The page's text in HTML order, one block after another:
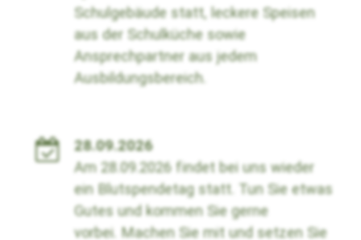
Schulgebäude statt, leckere Speisen
aus der Schulküche sowie
Ansprechpartner aus jedem
Ausbildungsbereich.
28.09.2026
Am 28.09.2026 findet bei uns wieder
ein Blutspendetag statt. Tun Sie etwas
Gutes und kommen Sie gerne
vorbei. Machen Sie mit und setzen Sie